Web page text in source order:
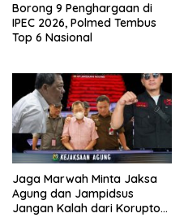
Borong 9 Penghargaan di
IPEC 2026, Polmed Tembus
Top 6 Nasional
Jaga Marwah Minta Jaksa
Agung dan Jampidsus
Jangan Kalah dari Koruptor